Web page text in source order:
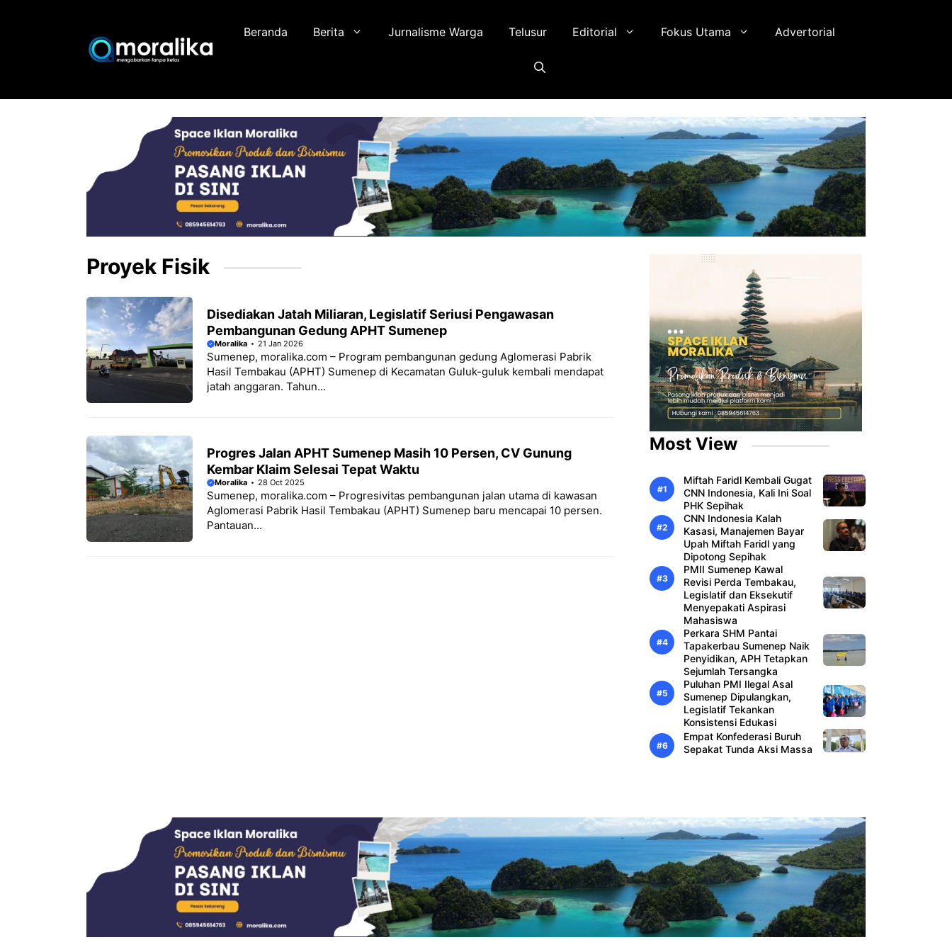
Beranda Berita Jurnalisme Warga Telusur Editorial Fokus Utama Advertorial
Proyek Fisik
Disediakan Jatah Miliaran, Legislatif Seriusi Pengawasan
Pembangunan Gedung APHT Sumenep
Moralika 21 Jan 2026
Sumenep, moralika.com – Program pembangunan gedung Aglomerasi Pabrik
Hasil Tembakau (APHT) Sumenep di Kecamatan Guluk-guluk kembali mendapat
jatah anggaran. Tahun...
Progres Jalan APHT Sumenep Masih 10 Persen, CV Gunung
Kembar Klaim Selesai Tepat Waktu
Moralika 28 Oct 2025
Sumenep, moralika.com – Progresivitas pembangunan jalan utama di kawasan
Aglomerasi Pabrik Hasil Tembakau (APHT) Sumenep baru mencapai 10 persen.
Pantauan...
Most View
Miftah Faridl Kembali Gugat
CNN Indonesia, Kali Ini Soal
PHK Sepihak
CNN Indonesia Kalah
Kasasi, Manajemen Bayar
Upah Miftah Faridl yang
Dipotong Sepihak
PMII Sumenep Kawal
Revisi Perda Tembakau,
Legislatif dan Eksekutif
Menyepakati Aspirasi
Mahasiswa
Perkara SHM Pantai
Tapakerbau Sumenep Naik
Penyidikan, APH Tetapkan
Sejumlah Tersangka
Puluhan PMI Ilegal Asal
Sumenep Dipulangkan,
Legislatif Tekankan
Konsistensi Edukasi
Empat Konfederasi Buruh
Sepakat Tunda Aksi Massa